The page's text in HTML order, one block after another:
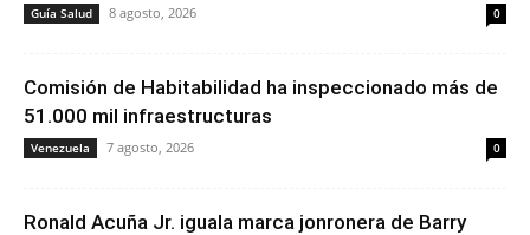
Guía Salud 8 agosto, 2026 0
Comisión de Habitabilidad ha inspeccionado más de
51.000 mil infraestructuras
Venezuela 7 agosto, 2026 0
Ronald Acuña Jr. iguala marca jonronera de Barry